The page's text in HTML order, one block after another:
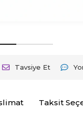
Tavsiye Et
Taksit